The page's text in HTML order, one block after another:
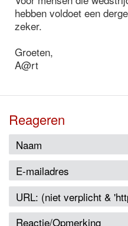
hebben voldoet een
zeker.
Groeten,
A@rt
Reageren